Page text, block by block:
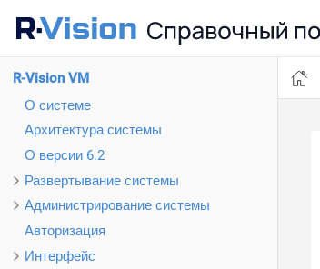
R-Vision VM
О системе
Архитектура системы
О версии 6.2
Развертывание системы
Администрирование системы
Авторизация
Интерфейс